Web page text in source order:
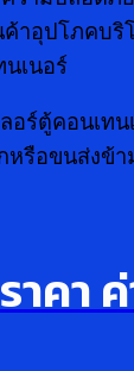
ค้าอุปโภคบ
เนอร์
อร์ตู้คอนเทน
หรือขนส่งข้า
าคา